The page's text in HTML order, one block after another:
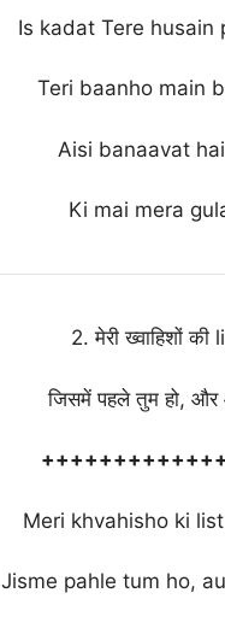
Is kadat Tere husain
Teri baanho main
Aisi banaavat
Ki mai mera
2. मेरी ख्वाहिशों की
जिसमें पहले तुम हो, और
Meri khvahisho ki
Jisme pahle tum ho,